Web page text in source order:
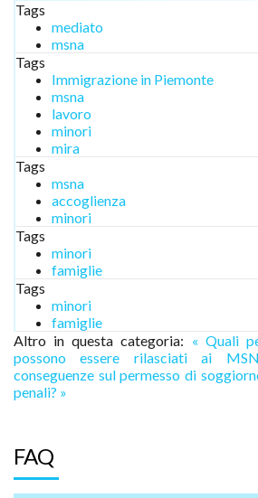
Tags
mediato
msna
Tags
Immigrazione in Piemonte
msna
lavoro
minori
mira
Tags
msna
accoglienza
minori
Tags
minori
famiglie
Tags
minori
famiglie
Altro in questa categoria: « Quali
possono essere rilasciati ai
conseguenze sul permesso di
penali? »
FAQ